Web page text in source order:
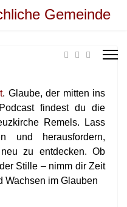
. Glaube, der mitten ins
findest du die
Remels. Lass
und herausfordern,
zu entdecken. Ob
Stille – nimm dir Zeit
Wachsen im Glauben